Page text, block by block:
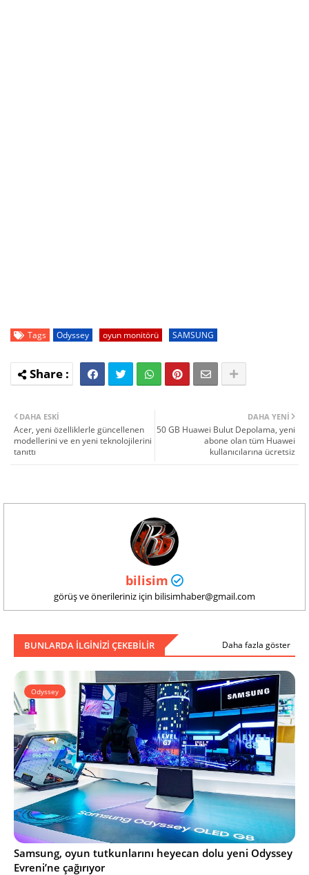
Tags Odyssey oyun monitörü SAMSUNG
DAHA YENI
50 GB Huawei Bulut Depolama, yeni
abone olan tüm Huawei
kullanıcılarına ücretsiz
DAHA ESKI
Acer, yeni özelliklerle güncellenen
modellerini ve en yeni teknolojilerini
tanıttı
bilisim
görüş ve önerileriniz için bilisimhaber@gmail.com
BUNLARDA ILGINIZI ÇEKEBILIR Daha fazla göster
Odyssey
Samsung, oyun tutkunlarını heyecan dolu yeni Odyssey
Evreni’ne çağırıyor